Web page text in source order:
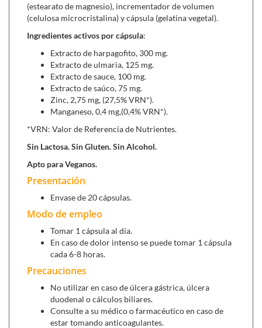
viral, como de la entrada en la célula huésped,
reduciendo así la replicación viral. Su consumo además
de actuar contra el virus de la gripe, puede ayudarnos a
reparación de la mucosa respiratoria durante el
resfriado.
Zinc,es un nutriente que las personas
necesitan para mantener la buena salud. El zinc está
sistema inmunitario a luchar contra las bacterias y los
virus que lo atacan.
Se puede combinar con:
Colamag Calman (300 g)
antiinflamatorios naturales en formato de polvo para
tomar una vez al día, ayuda a proteger las
articulaciones y calmar los dolores.
Sil-Dolcrema (150 ml),
articular como a nivel muscular.
(estearato de magnesio), incrementador de volumen
(celulosa microcristalina) y cápsula (gelatina vegetal).
Ingredientes activos por cápsula:
Extracto de harpagofito, 300 mg.
Extracto de ulmaria, 125 mg.
Extracto de sauce, 100 mg.
Extracto de saúco, 75 mg.
Zinc, 2,75 mg, (27,5% VRN*).
Manganeso, 0,4 mg,(0,4% VRN*).
*VRN: Valor de Referencia de Nutrientes.
Sin Lactosa. Sin Gluten. Sin Alcohol.
Apto para Veganos.
Presentación
Envase de 20 cápsulas.
Modo de empleo
Tomar 1 cápsula al día.
En caso de dolor intenso se puede tomar 1 cápsula
cada 6-8 horas.
Precauciones
No utilizar en caso de úlcera gástrica, úlcera
duodenal o cálculos biliares.
Consulte a su médico o farmacéutico en caso de
estar tomando anticoagulantes.